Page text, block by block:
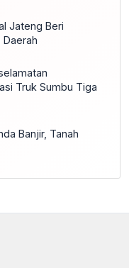
Jateng Beri
Truk Sumbu Tiga
Banjir, Tanah